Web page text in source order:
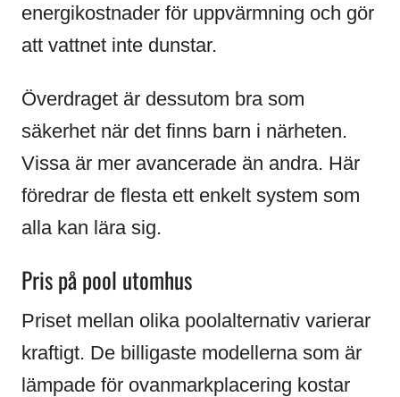
energikostnader för uppvärmning och gör
att vattnet inte dunstar.
Överdraget är dessutom bra som
säkerhet när det finns barn i närheten.
Vissa är mer avancerade än andra. Här
föredrar de flesta ett enkelt system som
alla kan lära sig.
Pris på pool utomhus
Priset mellan olika poolalternativ varierar
kraftigt. De billigaste modellerna som är
lämpade för ovanmarkplacering kostar